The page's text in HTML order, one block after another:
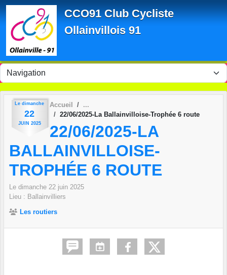
CCO91 Club Cycliste
Ollainvillois 91
Le dimanche
22
JUIN 2025
Accueil
22/06/2025-La Ballainvilloise-Trophée 6 route
22/06/2025-LA
BALLAINVILLOISE-
TROPHÉE 6 ROUTE
Le dimanche 22 juin 2025
Lieu : Ballainvilliers
Les routiers
Panneau de gestion des cookies